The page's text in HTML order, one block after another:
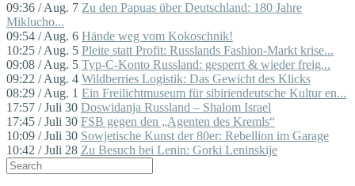
09:36 / Aug. 7 Zu den Papuas über Deutschland: 180 Jahre
Miklucho...
09:54 / Aug. 6 Hände weg vom Kokoschnik!
10:25 / Aug. 5 Pleite statt Profit: Russlands Fashion-Markt krise...
09:08 / Aug. 5 Typ-C-Konto Russland: gesperrt & wieder freig...
09:22 / Aug. 4 Wildberries Logistik: Das Gewicht des Klicks
08:29 / Aug. 1 Ein Freilichtmuseum für sibiriendeutsche Kultur en...
17:57 / Juli 30 Doswidanja Russland – Shalom Israel
17:45 / Juli 30 FSB gegen den „Agenten des Kremls“
10:09 / Juli 30 Sowjetische Kunst der 80er: Rebellion im Garage
10:42 / Juli 28 Zu Besuch bei Lenin: Gorki Leninskije